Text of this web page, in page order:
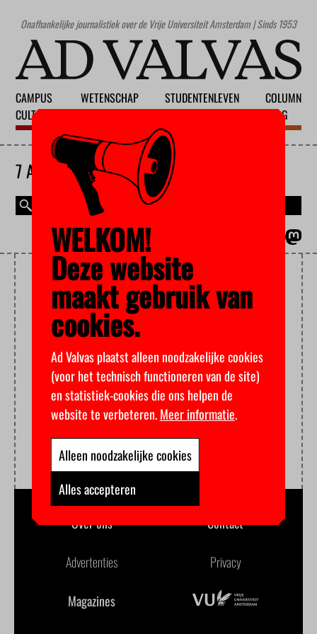
Onafhankelijke journalistiek over de Vrije Universiteit Amsterdam | Sinds 1953
CAMPUS
CULTUUR
WETENSCHAP
STUDENTENLEVEN
COLUMN
BLOG
7 AUGUSTUS 2026
CHECKJEKAMER.NL
Over ons Contact
Advertenties Privacy
Magazines
WELKOM!
Deze website
maakt gebruik van
cookies.
Ad Valvas plaatst alleen noodzakelijke cookies
(voor het technisch functioneren van de site)
en statistiek-cookies die ons helpen de
website te verbeteren.Meer informatie.
Alleen noodzakelijke cookies
Alles accepteren